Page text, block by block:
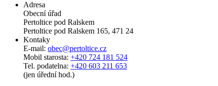
Adresa
Obecní úřad
Pertoltice pod Ralskem
Pertoltice pod Ralskem 165, 471 24
Kontaky
E-mail: obec@pertoltice.cz
Mobil starosta: +420 724 181 524
Tel. podatelna: +420 603 211 653
(jen úřední hod.)